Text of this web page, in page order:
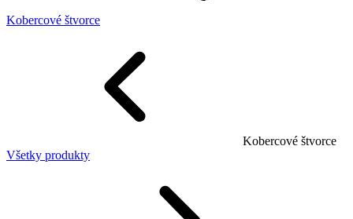
Kobercové štvorce
Kobercové štvorce
Všetky produkty